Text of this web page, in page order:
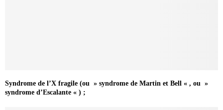
Syndrome de l’X fragile (ou » syndrome de Martin et Bell « , ou »
syndrome d’Escalante « ) ;